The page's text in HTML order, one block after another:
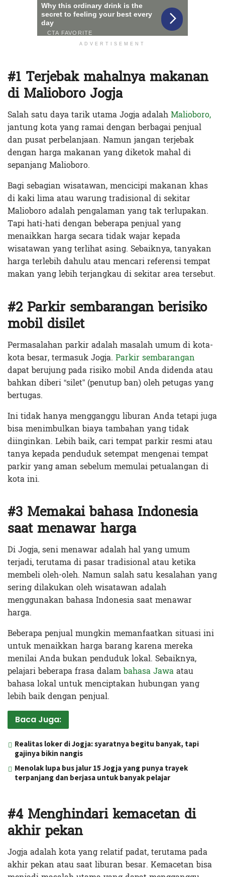
ADVERTISEMENT
#1 Terjebak mahalnya makanan
di Malioboro Jogja
Salah satu daya tarik utama Jogja adalahMalioboro,
jantung kota yang ramai dengan berbagai penjual
dan pusat perbelanjaan. Namun jangan terjebak
dengan harga makanan yang diketok mahal di
sepanjang Malioboro.
Bagi sebagian wisatawan, mencicipi makanan khas
di kaki lima atau warung tradisional di sekitar
Malioboro adalah pengalaman yang tak terlupakan.
Tapi hati-hati dengan beberapa penjual yang
menaikkan harga secara tidak wajar kepada
wisatawan yang terlihat asing. Sebaiknya, tanyakan
harga terlebih dahulu atau mencari referensi tempat
makan yang lebih terjangkau di sekitar area tersebut.
#2 Parkir sembarangan berisiko
mobil disilet
Permasalahan parkir adalah masalah umum di kota-
kota besar, termasuk Jogja. Parkir sembarangan
dapat berujung pada risiko mobil Anda didenda atau
bahkan diberi “silet” (penutup ban) oleh petugas yang
bertugas.
Ini tidak hanya mengganggu liburan Anda tetapi juga
bisa menimbulkan biaya tambahan yang tidak
diinginkan. Lebih baik, cari tempat parkir resmi atau
tanya kepada penduduk setempat mengenai tempat
parkir yang aman sebelum memulai petualangan di
kota ini.
#3 Memakai bahasa Indonesia
saat menawar harga
Di Jogja, seni menawar adalah hal yang umum
terjadi, terutama di pasar tradisional atau ketika
membeli oleh-oleh. Namun salah satu kesalahan yang
sering dilakukan oleh wisatawan adalah
menggunakan bahasa Indonesia saat menawar
harga.
Beberapa penjual mungkin memanfaatkan situasi ini
untuk menaikkan harga barang karena mereka
menilai Anda bukan penduduk lokal. Sebaiknya,
pelajari beberapa frasa dalambahasa Jawaatau
bahasa lokal untuk menciptakan hubungan yang
lebih baik dengan penjual.
Baca Juga:
Realitas loker di Jogja: syaratnya begitu banyak, tapi
gajinya bikin nangis
Menolak lupa bus jalur 15 Jogja yang punya trayek
terpanjang dan berjasa untuk banyak pelajar
#4 Menghindari kemacetan di
akhir pekan
Jogja adalah kota yang relatif padat, terutama pada
akhir pekan atau saat liburan besar. Kemacetan bisa